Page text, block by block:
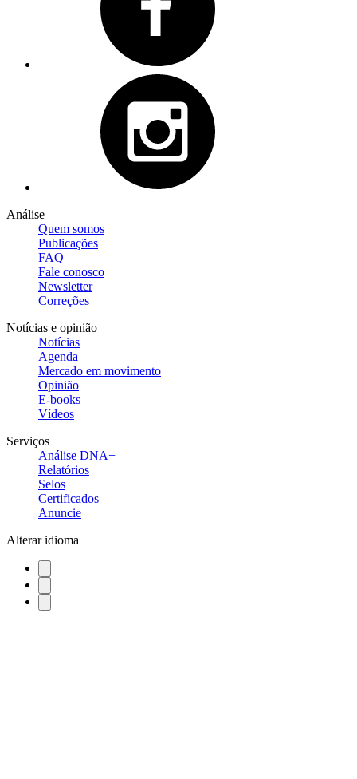
Análise
Quem somos
Publicações
FAQ
Fale conosco
Newsletter
Correções
Notícias e opinião
Notícias
Agenda
Mercado em movimento
Opinião
E-books
Vídeos
Serviços
Análise DNA+
Relatórios
Selos
Certificados
Anuncie
Alterar idioma